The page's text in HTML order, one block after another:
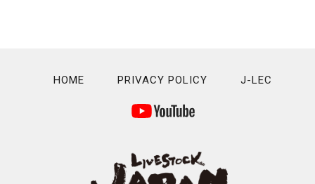
HOME PRIVACY POLICY J-LEC